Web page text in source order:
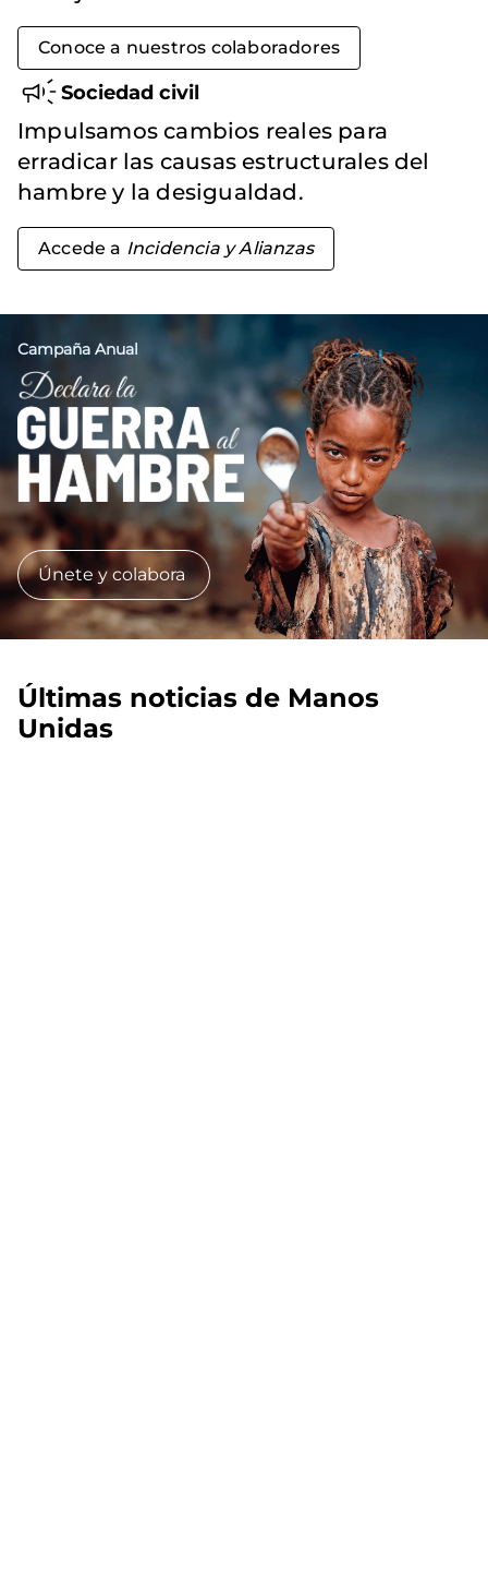
Conoce a nuestros colaboradores
Sociedad civil
Impulsamos cambios reales para
erradicar las causas estructurales del
hambre y la desigualdad.
Accede a Incidencia y Alianzas
Imagen
Campaña Anual
Únete y colabora
Últimas noticias de Manos
Unidas